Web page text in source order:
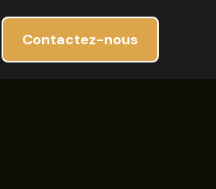
Contactez-nous